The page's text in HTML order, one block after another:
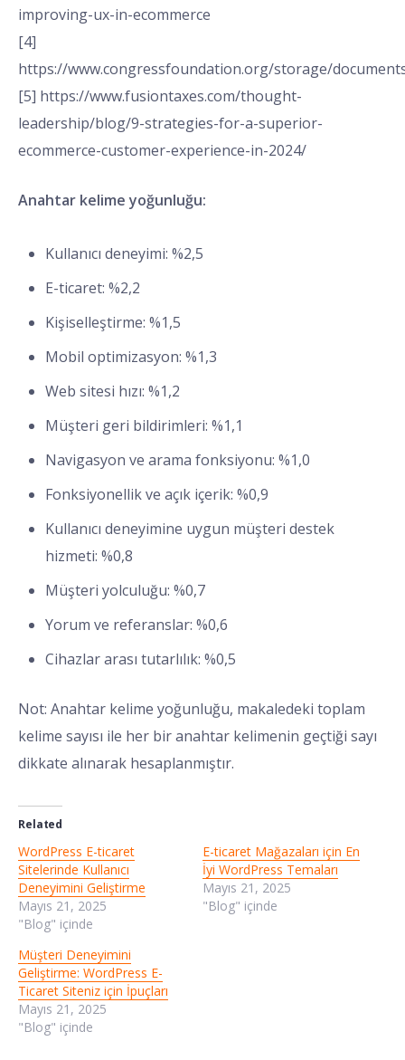
improving-ux-in-ecommerce
[4]
https://www.congressfoundation.org/storage/
[5] https://www.fusiontaxes.com/thought-
leadership/blog/9-strategies-for-a-superior-
ecommerce-customer-experience-in-2024/
Anahtar kelime yoğunluğu:
Kullanıcı deneyimi: %2,5
E-ticaret: %2,2
Kişiselleştirme: %1,5
Mobil optimizasyon: %1,3
Web sitesi hızı: %1,2
Müşteri geri bildirimleri: %1,1
Navigasyon ve arama fonksiyonu: %1,0
Fonksiyonellik ve açık içerik: %0,9
Kullanıcı deneyimine uygun müşteri destek
hizmeti: %0,8
Müşteri yolculuğu: %0,7
Yorum ve referanslar: %0,6
Cihazlar arası tutarlılık: %0,5
Not: Anahtar kelime yoğunluğu, makaledeki toplam
kelime sayısı ile her bir anahtar kelimenin geçtiği sayı
dikkate alınarak hesaplanmıştır.
Related
WordPress E-ticaret
Sitelerinde Kullanıcı
Deneyimini Geliştirme
Mayıs 21, 2025
"Blog" içinde
E-ticaret Mağazaları için En
İyi WordPress Temaları
Mayıs 21, 2025
"Blog" içinde
Müşteri Deneyimini
Geliştirme: WordPress E-
Ticaret Siteniz için İpuçları
Mayıs 21, 2025
"Blog" içinde